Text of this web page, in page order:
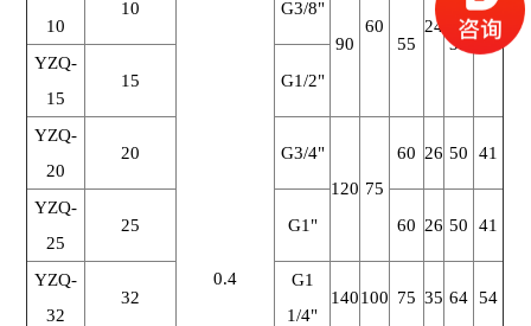
0.4
60 24
10
10
G3/8"
90
55 35
27
YZQ-
15
15 G1/2"
YZQ-
20
20
G3/4"
120 75
60 26 50 41
YZQ-
25
25 G1" 60 26 50 41
YZQ-
32
32
G1
1/4"
140100 75 35 64 54